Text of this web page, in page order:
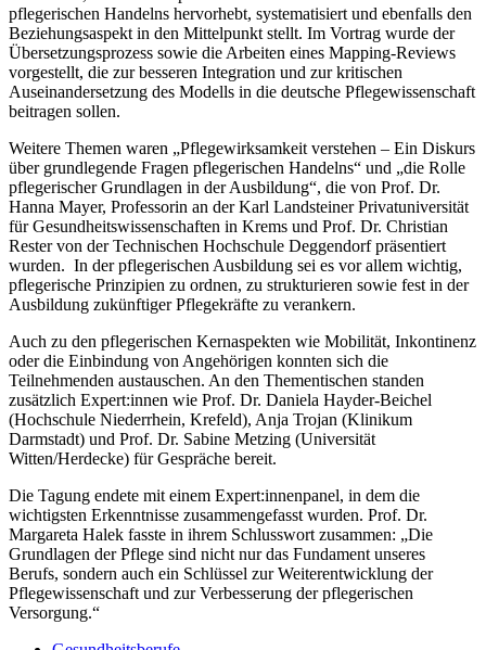
pflegerischen Handelns hervorhebt, systematisiert und ebenfalls den
Beziehungsaspekt in den Mittelpunkt stellt. Im Vortrag wurde der
Übersetzungsprozess sowie die Arbeiten eines Mapping-Reviews
vorgestellt, die zur besseren Integration und zur kritischen
Auseinandersetzung des Modells in die deutsche Pflegewissenschaft
beitragen sollen.
Weitere Themen waren „Pflegewirksamkeit verstehen – Ein Diskurs
über grundlegende Fragen pflegerischen Handelns“ und „die Rolle
pflegerischer Grundlagen in der Ausbildung“, die von Prof. Dr.
Hanna Mayer, Professorin an der Karl Landsteiner Privatuniversität
für Gesundheitswissenschaften in Krems und Prof. Dr. Christian
Rester von der Technischen Hochschule Deggendorf präsentiert
wurden. In der pflegerischen Ausbildung sei es vor allem wichtig,
pflegerische Prinzipien zu ordnen, zu strukturieren sowie fest in der
Ausbildung zukünftiger Pflegekräfte zu verankern.
Auch zu den pflegerischen Kernaspekten wie Mobilität, Inkontinenz
oder die Einbindung von Angehörigen konnten sich die
Teilnehmenden austauschen. An den Thementischen standen
zusätzlich Expert:innen wie Prof. Dr. Daniela Hayder-Beichel
(Hochschule Niederrhein, Krefeld), Anja Trojan (Klinikum
Darmstadt) und Prof. Dr. Sabine Metzing (Universität
Witten/Herdecke) für Gespräche bereit.
Die Tagung endete mit einem Expert:innenpanel, in dem die
wichtigsten Erkenntnisse zusammengefasst wurden. Prof. Dr.
Margareta Halek fasste in ihrem Schlusswort zusammen: „Die
Grundlagen der Pflege sind nicht nur das Fundament unseres
Berufs, sondern auch ein Schlüssel zur Weiterentwicklung der
Pflegewissenschaft und zur Verbesserung der pflegerischen
Versorgung.“